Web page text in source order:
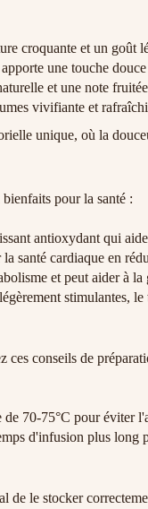
croquante et un goût
une touche
et une note
vivifiante et
unique, où la
pour la santé :
antioxydant qui
santé cardiaque en
et peut aider à
stimulantes,
ces conseils de
de 70-75°C pour éviter
d'infusion plus long
de le stocker